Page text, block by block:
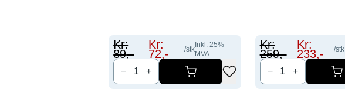
Kr:
89,-
Kr:
72,- /stk
Inkl. 25%
MVA
− +
Kr:
259,-
Kr:
233,- /stk
− +